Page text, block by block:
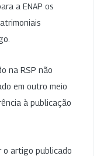
a ENAP os
na RSP não
em outro meio
à publicação
o artigo publicado